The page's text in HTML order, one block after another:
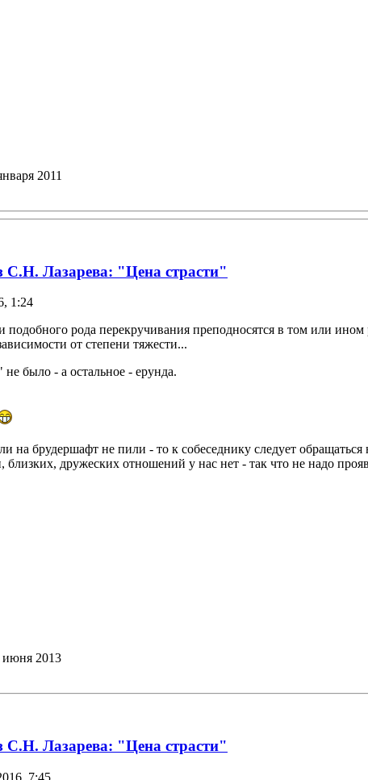
2011
Лазарева: "Цена страсти"
1:24
подобного рода перекручивания преподносятся в том или ином
от степени тяжести...
было - а остальное - ерунда.
на брудершафт не пили - то к собеседнику следует
дружеских отношений у нас нет - так что не надо
июня 2013
Лазарева: "Цена страсти"
7:45